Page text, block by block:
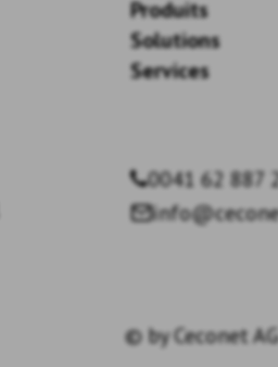
Produits
Solutions
Services
0041 62 887
© byCeconet AG